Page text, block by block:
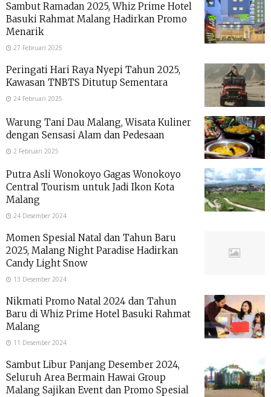
Sambut Ramadan 2025, Whiz Prime Hotel
Basuki Rahmat Malang Hadirkan Promo
Menarik
27 Februari 2025
Peringati Hari Raya Nyepi Tahun 2025,
Kawasan TNBTS Ditutup Sementara
24 Februari 2025
Warung Tani Dau Malang, Wisata Kuliner
dengan Sensasi Alam dan Pedesaan
2 Februari 2025
Putra Asli Wonokoyo Gagas Wonokoyo
Central Tourism untuk Jadi Ikon Kota
Malang
24 Desember 2024
Momen Spesial Natal dan Tahun Baru
2025, Malang Night Paradise Hadirkan
Candy Light Snow
13 Desember 2024
Nikmati Promo Natal 2024 dan Tahun
Baru di Whiz Prime Hotel Basuki Rahmat
Malang
11 Desember 2024
Sambut Libur Panjang Desember 2024,
Seluruh Area Bermain Hawai Group
Malang Sajikan Event dan Promo Spesial